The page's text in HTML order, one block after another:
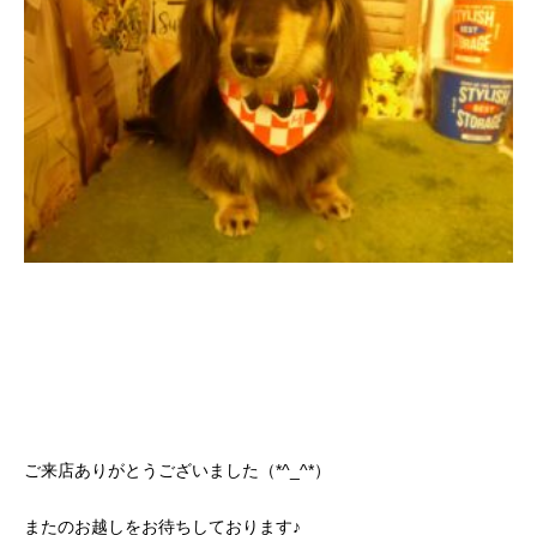
ご来店ありがとうございました（*^_^*）
またのお越しをお待ちしております♪